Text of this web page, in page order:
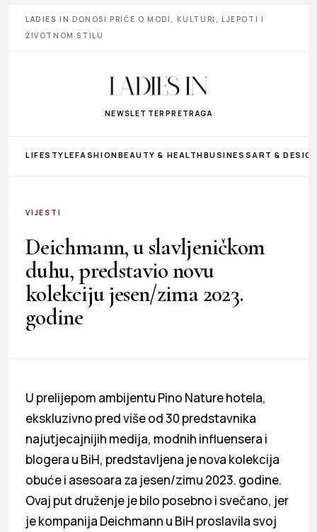
LADIES IN DONOSI PRIČE O MODI, KULTURI, LJEPOTI I
ŽIVOTNOM STILU
NEWSLETTER PRETRAGA
LIFESTYLEFASHIONBEAUTY & HEALTHBUSINESS ART &
VIJESTI
Deichmann, u slavljeničkom
duhu, predstavio novu
kolekciju jesen/zima 2023.
godine
U prelijepom ambijentu Pino Nature hotela,
ekskluzivno pred više od 30 predstavnika
najutjecajnijih medija, modnih influensera i
blogera u BiH, predstavljena je nova kolekcija
obuće i asesoara za jesen/zimu 2023. godine.
Ovaj put druženje je bilo posebno i svečano, jer
je kompanija Deichmann u BiH proslavila svoj